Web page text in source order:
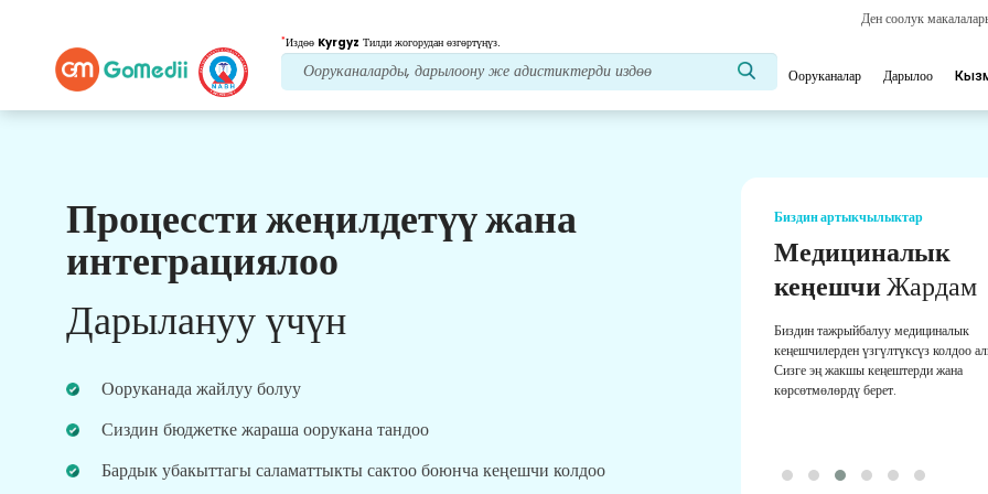
Ден соолук
*Издөө Kyrgyz Тилди жогорудан өзгөртүңүз.
Ооруканалар Дарылоо
Процессти жеңилдетүү жана
интеграциялоо
Дарылануу үчүн
Ооруканада жайлуу болуу
Сиздин бюджетке жараша оорукана тандоо
Бардык убакыттагы саламаттыкты сактоо боюнча кеңешчи колдоо
Биздин артыкчылыктар
Пост дарылоокам
көрүү
Ар дайым көйгөйлөрүңүздү чечүү үчүн биздин
дарылоо муктаждыктарыңыз боюнча
Биздин артыкчылыктар
Медициналык
кеңешчиЖардам
Биздин тажрыйбалуу медициналык
кеңешчилерден үзгүлтүксүз колдоо
Сизге эң жакшы кеңештерди жана
көрсөтмөлөрдү берет.